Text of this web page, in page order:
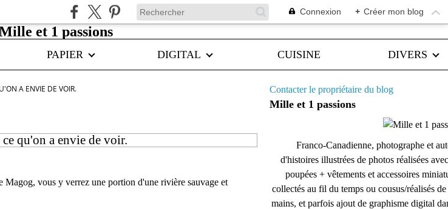
Connexion + Créer mon blog
PAPIER DIGITAL CUISINE DIVERS
A ENVIE DE VOIR.
ce qu'on a envie de voir.
Magog, vous y verrez une portion d'une rivière sauvage et
Contacter le propriétaire du blog
Mille et 1 passions
Franco-Canadienne, photographe et
d'histoires illustrées de photos réalisées
poupées + vêtements et accessoires
collectés au fil du temps ou cousus/réalisés de
mains, et parfois ajout de graphisme digital